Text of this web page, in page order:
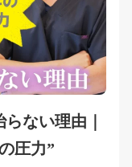
ない理由｜
圧力”